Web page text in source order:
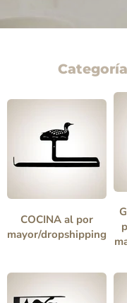
COCINA al por
mayor/dropshipping